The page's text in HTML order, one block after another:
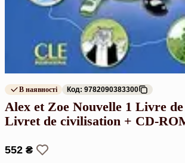
В наявності Код: 9782090383300
Alex et Zoe Nouvelle 1 Livre
Livret de civilisation + CD-
552 ₴